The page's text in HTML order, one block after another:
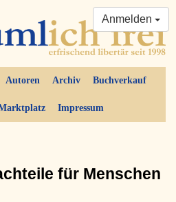
Autoren Archiv Buchverkauf
Impressum
Anmelden
für Menschen